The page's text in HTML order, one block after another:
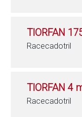
TIORFAN
Racecadotril
TIORFAN 4
Racecadotril